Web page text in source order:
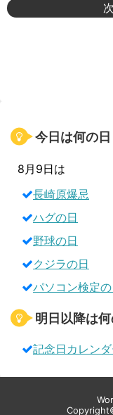
今日は何の日
8月9日は
長崎原爆忌
ハグの日
野球の日
クジラの日
パソコン検定の
明日以降は何
記念日カレン